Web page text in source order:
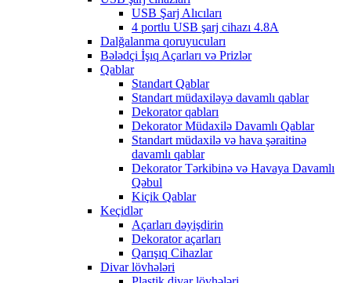
USB Şarj Alıcıları
4 portlu USB şarj cihazı 4.8A
Dalğalanma qoruyucuları
Bələdçi İşıq Açarları və Prizlər
Qablar
Standart Qablar
Standart müdaxiləyə davamlı qablar
Dekorator qabları
Dekorator Müdaxilə Davamlı Qablar
Standart müdaxilə və hava şəraitinə
davamlı qablar
Dekorator Tərkibinə və Havaya Davamlı
Qəbul
Kiçik Qablar
Keçidlər
Açarları dəyişdirin
Dekorator açarları
Qarışıq Cihazlar
Divar lövhələri